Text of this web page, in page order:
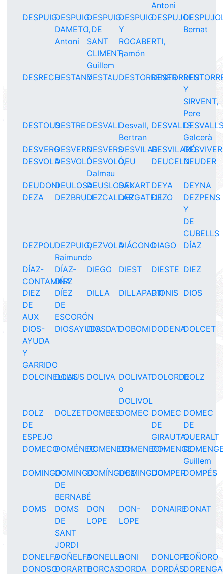
Antoni
DESPUIGDESPUIG
DAMETO,
Antoni
DESPUIG
I DE
SANT
CLIMENT,
Guillem
DESPUIG
Y
ROCABERTI,
Ramón
DESPUJOL
Bernat
DESRECHDESTANYDESTAUDESTORRENERDESTORRENT
Y
SIRVENT,
Pere
DESTOUSDESTRE DESVALLDesvall,
Bertran
DESVALLS
Galcerà
DESVERGDESVERNDESVERSDESVILARDESVILARÓ
DESVOLADESVOLÓDESVOLÓ,
Dalmau
DEU DEUCELNDEUDER
DEUDONIDEULOSALDEUSLOSALDEXARTDEYA
DEYNA
DEZA
DEZBRULLDEZCALLARDEZGATELL
DEZO
DEZPENS
Y
DE
CUBELLS
DEZPOUDEZPUIG,
Raimundo
DEZVOLADIÁCONODIAGO DÍAZ
DÍAZ-
CONTAMINA
DÍAZ-
DÍEZ
DIEGO DIEST DIESTE DIEZ
DIEZ
DE
AUX
DÍEZ
DE
ESCORÓN
DILLA DILLAPARTIDIONIS DIOS
DIOS-
AYUDA
Y
GARRIDO
DIOSAYUDADIOSDATDOBOMIDODENADOLCET
DOLCINELLAS
DOLIUS DOLIVA DOLIVAT
o
DOLIVOL
DOLORDEDOLZ
DOLZ
DE
ESPEJO
DOLZETDOMBESDOMEC DOMEC
DE
GIRAUTA
DOMEC
DE
QUERALT
DOMECODOMÉNECDOMENECHDOMENECHDOMENGE
Guillem
DOMINGODOMINGO
DE
BERNABÉ
DOMÍNGUEZDOMINGUODOMPERDOMPÉS
DOMS
DOMS
DE
SANT
JORDI
DON
LOPE
DON-
LOPE
DONAIREDONAT
DONELFADOÑELFADONELLADONI DONLOPEDOÑORO
DONOSODORARTEDORCASDORDA DORDÁSDORENGA